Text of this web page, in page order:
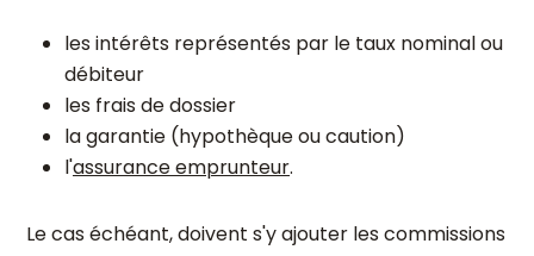
les intérêts représentés par le taux nominal ou
débiteur
les frais de dossier
la garantie (hypothèque ou caution)
l'assurance emprunteur.
Le cas échéant, doivent s'y ajouter les commissions